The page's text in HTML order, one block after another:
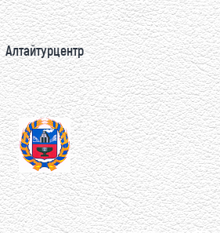
Алтайтурцентр